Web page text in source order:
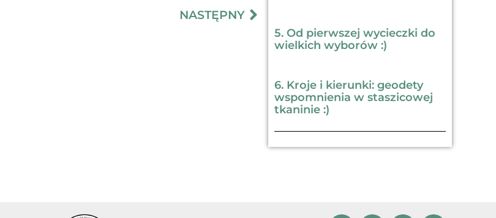
NASTĘPNY
5. Od pierwszej wycieczki do
wielkich wyborów :)
6. Kroje i kierunki: geodety
wspomnienia w staszicowej
tkaninie :)